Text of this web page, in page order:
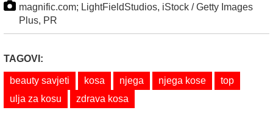
magnific.com; LightFieldStudios, iStock / Getty Images
Plus, PR
TAGOVI:
beauty savjeti kosa njega njega kose
top
ulja za kosu
zdrava kosa